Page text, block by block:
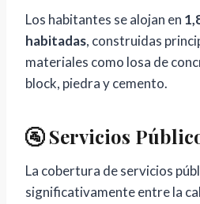
Los habitantes se alojan en
habitadas, construidas
materiales como losa de
block, piedra y cemento.
🚰 Servicios
La cobertura de servicios
significativamente entre la